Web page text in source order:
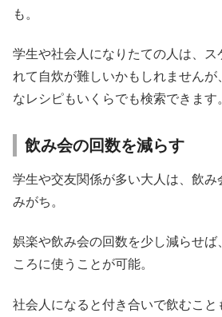
も。
学生や社会人になりたての人は、ス
れて自炊が難しいかもしれません
なレシピもいくらでも検索できます
飲み会の回数を減らす
学生や交友関係が多い大人は、飲み
みがち。
娯楽や飲み会の回数を少し減らせば
ころに使うことが可能。
社会人になると付き合いで飲むこと